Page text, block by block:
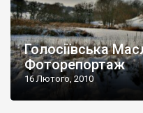
Голосіївська
Фоторепортаж
16 Лютого, 2010